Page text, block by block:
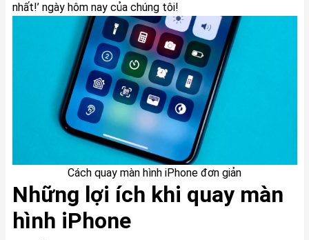
nhất!’ ngày hôm nay của chúng tôi!
Cách quay màn hình iPhone đơn giản
Những lợi ích khi quay màn
hình iPhone